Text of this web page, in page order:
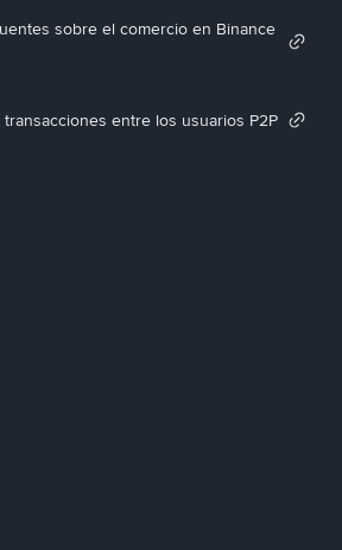
sobre el comercio en Binance
transacciones entre los usuarios P2P